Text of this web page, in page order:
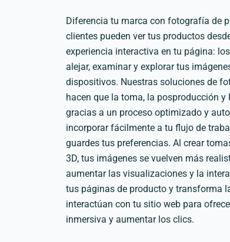
Diferencia tu marca con fotografía de
clientes pueden ver tus productos
experiencia interactiva en tu página:
alejar, examinar y explorar tus
dispositivos. Nuestras soluciones de
hacen que la toma, la posproducción
gracias a un proceso optimizado y
incorporar fácilmente a tu flujo de
guardes tus preferencias. Al crear
3D, tus imágenes se vuelven más
aumentar las visualizaciones y la
tus páginas de producto y transforma
interactúan con tu sitio web para
inmersiva y aumentar los clics.